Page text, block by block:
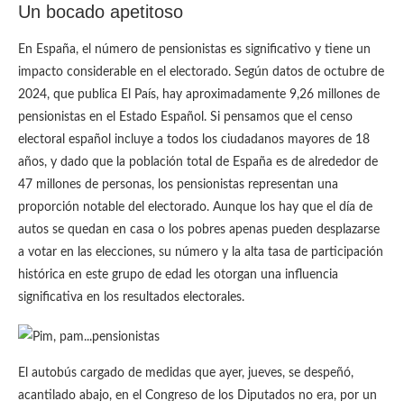
Un bocado apetitoso
En España, el número de pensionistas es significativo y tiene un
impacto considerable en el electorado. Según datos de octubre de
2024, que publica El País, hay aproximadamente 9,26 millones de
pensionistas en el Estado Español. Si pensamos que el censo
electoral español incluye a todos los ciudadanos mayores de 18
años, y dado que la población total de España es de alrededor de
47 millones de personas, los pensionistas representan una
proporción notable del electorado. Aunque los hay que el día de
autos se quedan en casa o los pobres apenas pueden desplazarse
a votar en las elecciones, su número y la alta tasa de participación
histórica en este grupo de edad les otorgan una influencia
significativa en los resultados electorales.
El autobús cargado de medidas que ayer, jueves, se despeñó,
acantilado abajo, en el Congreso de los Diputados no era, por un